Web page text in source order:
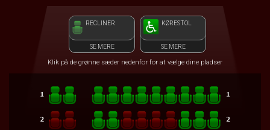
RECLINER
SE MERE
KØRESTOL
SE MERE
Klik på de grønne sæder nedenfor for at vælge dine pladser